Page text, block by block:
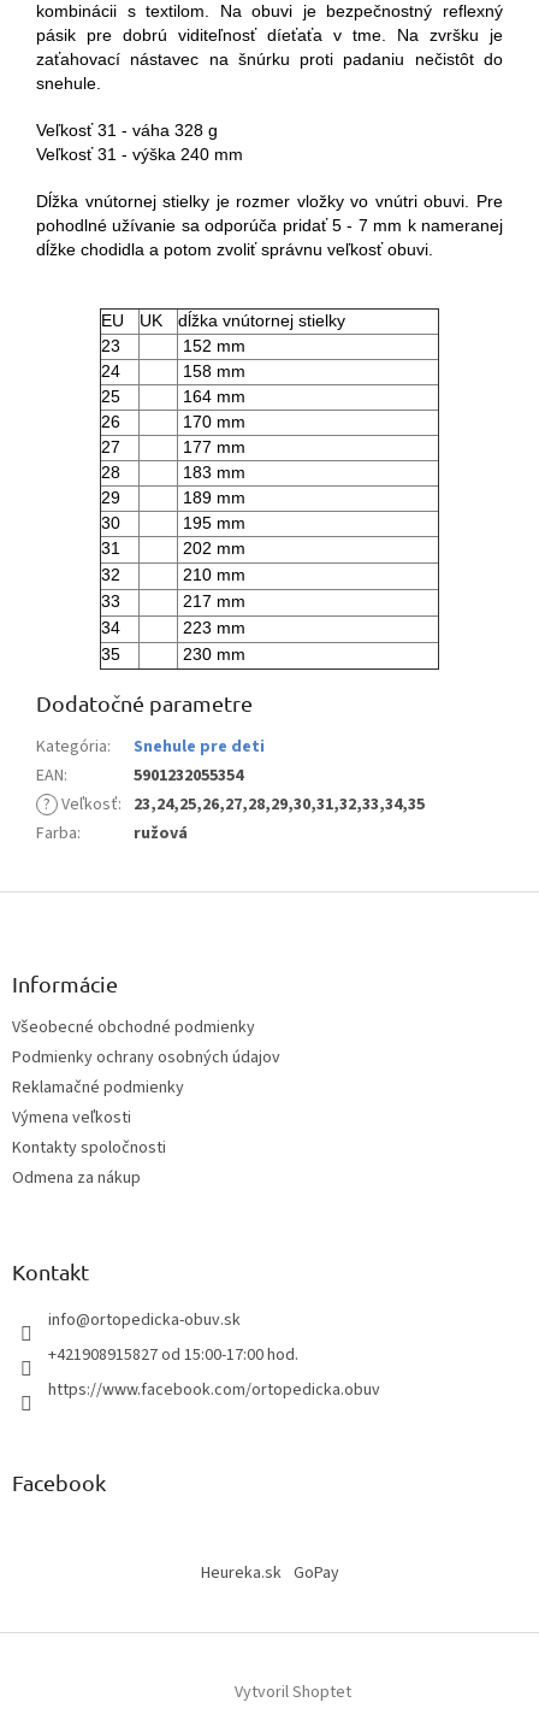
kombinácii s textilom. Na obuvi je bezpečnostný reflexný
pásik pre dobrú viditeľnosť díeťaťa v tme. Na zvršku je
zaťahovací nástavec na šnúrku proti padaniu nečistôt do
snehule.
Veľkosť 31 - váha 328 g
Veľkosť 31 - výška 240 mm
Dĺžka vnútornej stielky je rozmer vložky vo vnútri obuvi. Pre
pohodlné užívanie sa odporúča pridať 5 - 7 mm k nameranej
dĺžke chodidla a potom zvoliť správnu veľkosť obuvi.
EU UK
dĺžka vnútornej stielky
23
152 mm
24
158 mm
25
164 mm
26
170 mm
27
177 mm
28
183 mm
29
189 mm
30
195 mm
31
202 mm
32
210 mm
33
217 mm
34
223 mm
35
230 mm
Dodatočné parametre
Kategória:
Snehule pre deti
EAN:
5901232055354
? Veľkosť: 23,24,25,26,27,28,29,30,31,32,33,34,35
Farba: ružová
Informácie
Všeobecné obchodné podmienky
Podmienky ochrany osobných údajov
Reklamačné podmienky
Výmena veľkosti
Kontakty spoločnosti
Odmena za nákup
Kontakt
info@ortopedicka-obuv.sk
+421908915827 od 15:00-17:00 hod.
https://www.facebook.com/ortopedicka.obuv
Facebook
Heureka.sk GoPay
Vytvoril Shoptet